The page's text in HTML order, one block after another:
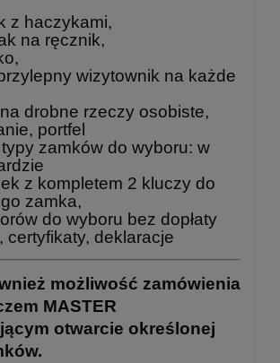
z haczykami,
na ręcznik,
wizytownik na każde
na drobne rzeczy osobiste,
portfel
zamków do wyboru: w
z kompletem 2 kluczy do
zamka,
do wyboru bez dopłaty
certyfikaty, deklaracje
możliwość zamówienia
MASTER
otwarcie określonej